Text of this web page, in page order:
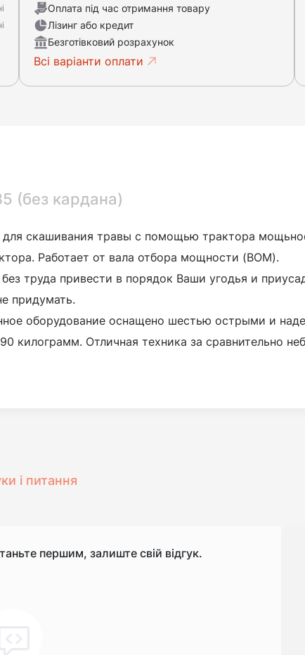
Оплата під час отримання товару
Лізинг або кредит
Безготівковий розрахунок
Всі варіанти оплати
(без кардана)
для скашивания травы с помощью трактора
Работает от вала отбора мощности (ВОМ).
труда привести в порядок Ваши угодья и
придумать.
оборудование оснащено шестью острыми и
килограмм. Отличная техника за сравнительно
і питання
першим, залиште свій відгук.